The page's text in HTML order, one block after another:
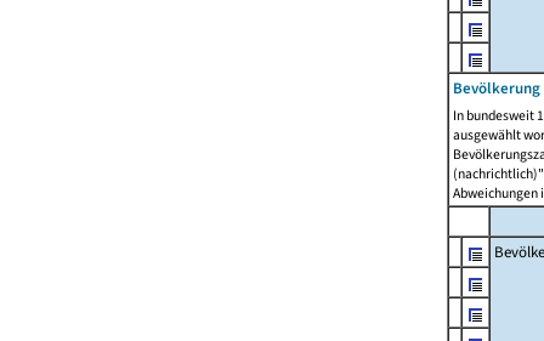
In bundesweit
ausgewählt
Abweichungen